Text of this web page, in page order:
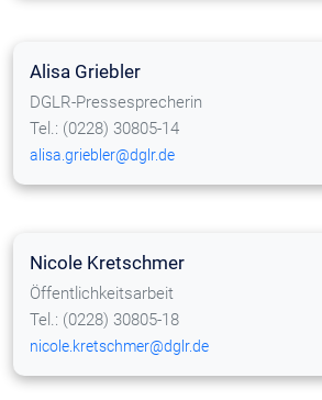
Alisa Griebler
DGLR-Pressesprecherin
Tel.: (0228) 30805-14
alisa.griebler@dglr.de
Nicole Kretschmer
Öffentlichkeitsarbeit
Tel.: (0228) 30805-18
nicole.kretschmer@dglr.de